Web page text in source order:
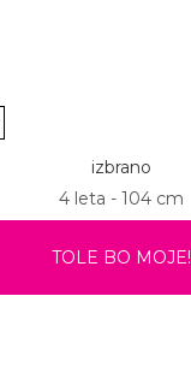
izbrano
4 leta - 104 cm
TOLE BO MOJE!